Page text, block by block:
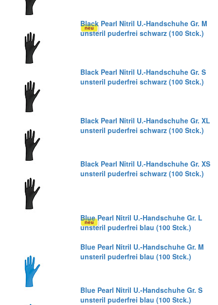
Black Pearl Nitril U.-Handschuhe Gr. M
unsteril puderfrei schwarz (100 Stck.)
Black Pearl Nitril U.-Handschuhe Gr. S
unsteril puderfrei schwarz (100 Stck.)
Black Pearl Nitril U.-Handschuhe Gr. XL
unsteril puderfrei schwarz (100 Stck.)
Black Pearl Nitril U.-Handschuhe Gr. XS
unsteril puderfrei schwarz (100 Stck.)
Blue Pearl Nitril U.-Handschuhe Gr. L
unsteril puderfrei blau (100 Stck.)
Blue Pearl Nitril U.-Handschuhe Gr. M
unsteril puderfrei blau (100 Stck.)
Blue Pearl Nitril U.-Handschuhe Gr. S
unsteril puderfrei blau (100 Stck.)